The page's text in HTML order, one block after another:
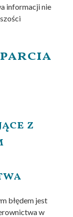
informacji nie
z
błędem jest
w